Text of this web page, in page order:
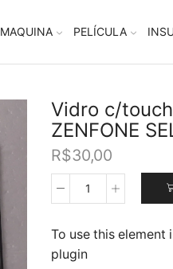
MAQUINA PELÍCULA
Vidro c/
ZENFONE
R$30,00
Vidro
ASUS
ZD
551KL
To use this element
plugin